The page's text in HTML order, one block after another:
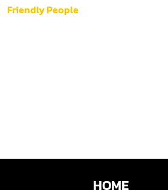
Friendly People
HOME